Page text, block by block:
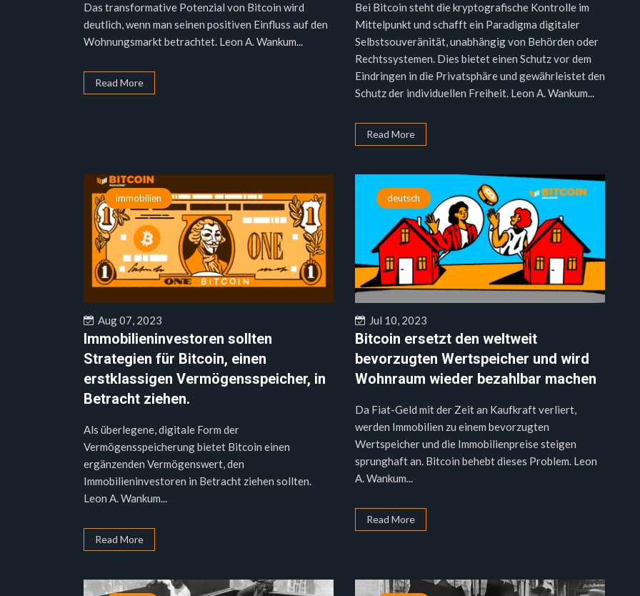
Das transformative Potenzial von Bitcoin wird
deutlich, wenn man seinen positiven Einfluss auf den
Wohnungsmarkt betrachtet. Leon A. Wankum...
Read More
Bei Bitcoin steht die kryptografische Kontrolle im
Mittelpunkt und schafft ein Paradigma digitaler
Selbstsouveränität, unabhängig von Behörden oder
Rechtssystemen. Dies bietet einen Schutz vor dem
Eindringen in die Privatsphäre und gewährleistet den
Schutz der individuellen Freiheit. Leon A. Wankum...
Read More
immobilien
Aug 07, 2023
Immobilieninvestoren sollten
Strategien für Bitcoin, einen
erstklassigen Vermögensspeicher, in
Betracht ziehen.
Als überlegene, digitale Form der
Vermögensspeicherung bietet Bitcoin einen
ergänzenden Vermögenswert, den
Immobilieninvestoren in Betracht ziehen sollten.
Leon A. Wankum...
Read More
deutsch
Jul 10, 2023
Bitcoin ersetzt den weltweit
bevorzugten Wertspeicher und wird
Wohnraum wieder bezahlbar machen
Da Fiat-Geld mit der Zeit an Kaufkraft verliert,
werden Immobilien zu einem bevorzugten
Wertspeicher und die Immobilienpreise steigen
sprunghaft an. Bitcoin behebt dieses Problem. Leon
A. Wankum...
Read More